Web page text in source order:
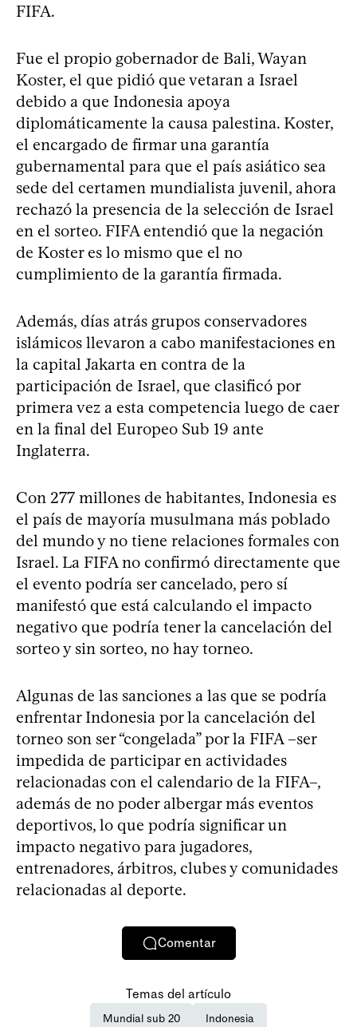
FIFA.
Fue el propio gobernador de Bali, Wayan
Koster, el que pidió que vetaran a Israel
debido a que Indonesia apoya
diplomáticamente la causa palestina. Koster,
el encargado de firmar una garantía
gubernamental para que el país asiático sea
sede del certamen mundialista juvenil, ahora
rechazó la presencia de la selección de Israel
en el sorteo. FIFA entendió que la negación
de Koster es lo mismo que el no
cumplimiento de la garantía firmada.
Además, días atrás grupos conservadores
islámicos llevaron a cabo manifestaciones en
la capital Jakarta en contra de la
participación de Israel, que clasificó por
primera vez a esta competencia luego de caer
en la final del Europeo Sub 19 ante
Inglaterra.
Con 277 millones de habitantes, Indonesia es
el país de mayoría musulmana más poblado
del mundo y no tiene relaciones formales con
Israel. La FIFA no confirmó directamente que
el evento podría ser cancelado, pero sí
manifestó que está calculando el impacto
negativo que podría tener la cancelación del
sorteo y sin sorteo, no hay torneo.
Algunas de las sanciones a las que se podría
enfrentar Indonesia por la cancelación del
torneo son ser “congelada” por la FIFA –ser
impedida de participar en actividades
relacionadas con el calendario de la FIFA–,
además de no poder albergar más eventos
deportivos, lo que podría significar un
impacto negativo para jugadores,
entrenadores, árbitros, clubes y comunidades
relacionadas al deporte.
Comentar
Temas del artículo
Mundial sub 20 Indonesia